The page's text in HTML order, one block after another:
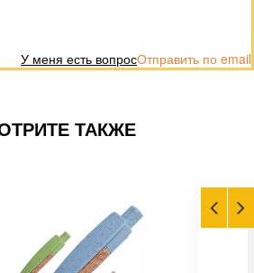
Отправить по email
У меня есть вопрос
ТАКЖЕ